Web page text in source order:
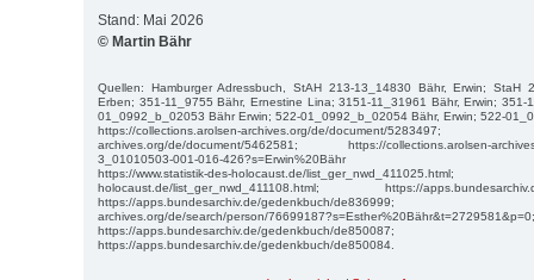
Stand: Mai 2026
© Martin Bähr
Quellen: Hamburger Adressbuch, StAH 213-13_14830 Bähr, Erwin; StaH
Erben; 351-11_9755 Bähr, Ernestine Lina; 3151-11_31961 Bähr, Erwin; 351-
01_0992_b_02053 Bähr Erwin; 522-01_0992_b_02054 Bähr, Erwin; 522-
https://collections.arolsen-archives.org/de/document/5283497;
archives.org/de/document/5462581; https://collections.arolsen-
3_01010503-001-016-426?s=Erwin%20Bähr
https://www.statistik-des-holocaust.de/list_ger_nwd_411025.html;
holocaust.de/list_ger_nwd_411108.html; https://
https://apps.bundesarchiv.de/gedenkbuch/de836999;
archives.org/de/search/person/76699187?s=Esther%20Bähr&t=2729581&p=0;
https://apps.bundesarchiv.de/gedenkbuch/de850087;
https://apps.bundesarchiv.de/gedenkbuch/de850084.